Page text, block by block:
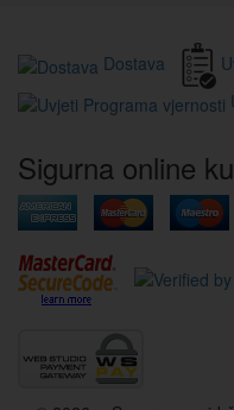
Dostava
Sigurna online